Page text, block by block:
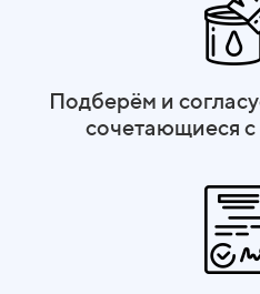
Подберём и
сочетающиеся